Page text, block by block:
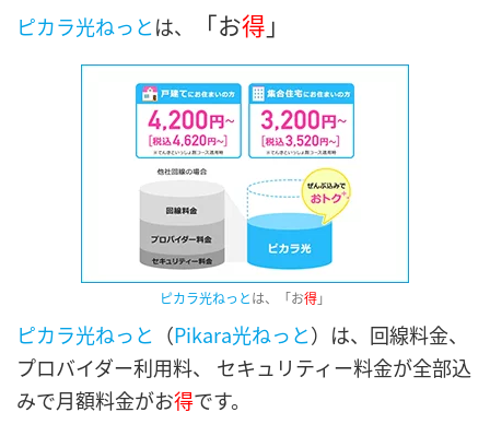
ピカラ光ねっとは、 「お得 」
ピカラ光ねっとは、「お得」
ピカラ光ねっと （Pikara光ねっと）は、回線料金、
プロバイダー利用料、 セキュリティー料金が全部込
みで月額料金がお得です。